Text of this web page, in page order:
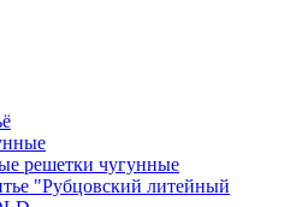
решетки чугунные
"Рубцовский литейный